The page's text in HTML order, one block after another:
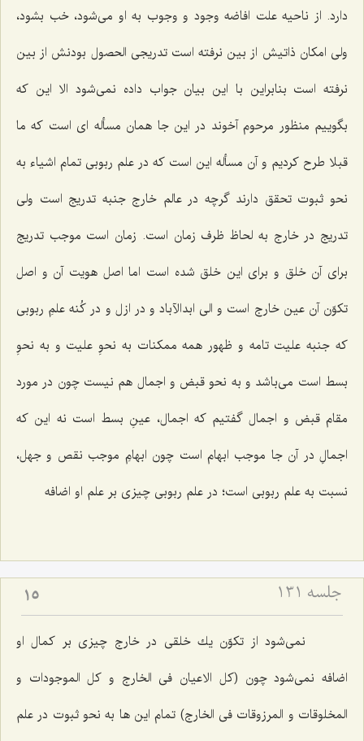
دارد. از ناحیه علت افاضه وجود و وجوب به او مى‌شود، خب بشود،
ولى امكان ذاتیش از بین نرفته است تدریجى الحصول بودنش از بین
نرفته است بنابراین با این بیان جواب داده نمى‌شود الا این كه
بگوییم منظور مرحوم آخوند در این جا همان مسأله اى است كه ما
قبلا طرح كردیم و آن مسأله این است كه در علم ربوبى تمام اشیاء به
نحو ثبوت تحقق دارند گرچه در عالم خارج جنبه تدریج است ولى
تدریج در خارج به لحاظ ظرف زمان است. زمان است موجب تدریج
براى آن خلق و براى این خلق شده است اما اصل هویت آن و اصل
تكوّن آن عین خارج است و الى ابدالآباد و در ازل و در كُنه علمِ ربوبى
كه جنبه علیت تامه و ظهور همه ممكنات به نحوِ علیت و به نحوِ
بسط است مى‌باشد و به نحو قبض و اجمال هم نیست چون در مورد
مقام قبض و اجمال گفتیم كه اجمال، عینِ بسط است نه این كه
اجمالِ در آن جا موجب ابهام است چون ابهامِ موجب نقص و جهل،
نسبت به علم ربوبى است؛ در علم ربوبى چیزى بر علم او اضافه‌
جلسه ۱۳۱ 15
نمى‌شود از تكوّن یك خلقى در خارج چیزى بر كمال او
اضافه نمى‌شود چون (كل الاعیان فى الخارج و كل الموجودات و
المخلوقات و المرزوقات فى الخارج) تمام این ها به نحو ثبوت در علم